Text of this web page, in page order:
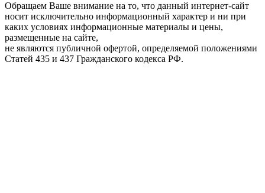
Обращаем Ваше внимание на то, что данный интернет-сайт
носит исключительно информационный характер и ни при
каких условиях информационные материалы и цены,
размещенные на сайте,
не являются публичной офертой, определяемой положениями
Статей 435 и 437 Гражданского кодекса РФ.